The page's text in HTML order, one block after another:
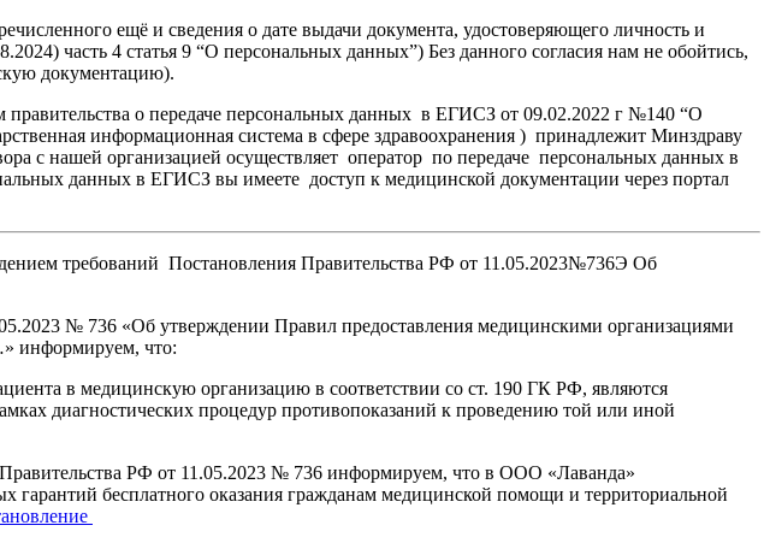
ещё и сведения о дате выдачи документа, удостоверяющего личность и
часть 4 статья 9 “О персональных данных”) Без данного согласия нам не обойтись,
документацию).
о передаче персональных данных в ЕГИСЗ от 09.02.2022 г №140 “О
информационная система в сфере здравоохранения ) принадлежит Минздраву
нашей организацией осуществляет оператор по передаче персональных данных в
данных в ЕГИСЗ вы имеете доступ к медицинской документации через портал
требований Постановления Правительства РФ от 11.05.2023№736Э Об
№ 736 «Об утверждении Правил предоставления медицинскими организациями
информируем, что:
в медицинскую организацию в соответствии со ст. 190 ГК РФ, являются
диагностических процедур противопоказаний к проведению той или иной
РФ от 11.05.2023 № 736 информируем, что в ООО «Лаванда»
бесплатного оказания гражданам медицинской помощи и территориальной